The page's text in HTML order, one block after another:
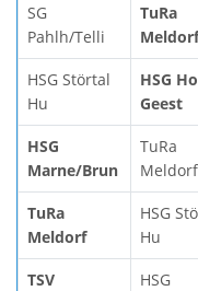
SG
Pahlh/Telli
TuRa
Meldorf
HSG Störtal
Hu
HSG
Geest
HSG
Marne/Brun
TuRa
Meldorf
TuRa
Meldorf
HSG
Hu
TSV
HSG